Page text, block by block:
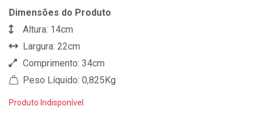
Dimensões do Produto
Altura: 14cm
Largura: 22cm
Comprimento: 34cm
Peso Líquido: 0,825Kg
Produto Indisponível